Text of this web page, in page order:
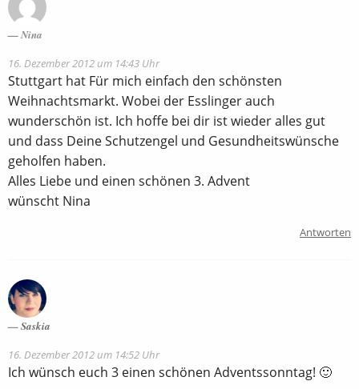
Nina
16. Dezember 2012 um 14:43 Uhr
Stuttgart hat Für mich einfach den schönsten
Weihnachtsmarkt. Wobei der Esslinger auch
wunderschön ist. Ich hoffe bei dir ist wieder alles gut
und dass Deine Schutzengel und Gesundheitswünsche
geholfen haben.
Alles Liebe und einen schönen 3. Advent
wünscht Nina
Antworten
Saskia
16. Dezember 2012 um 14:52 Uhr
Ich wünsch euch 3 einen schönen Adventssonntag! 🙂